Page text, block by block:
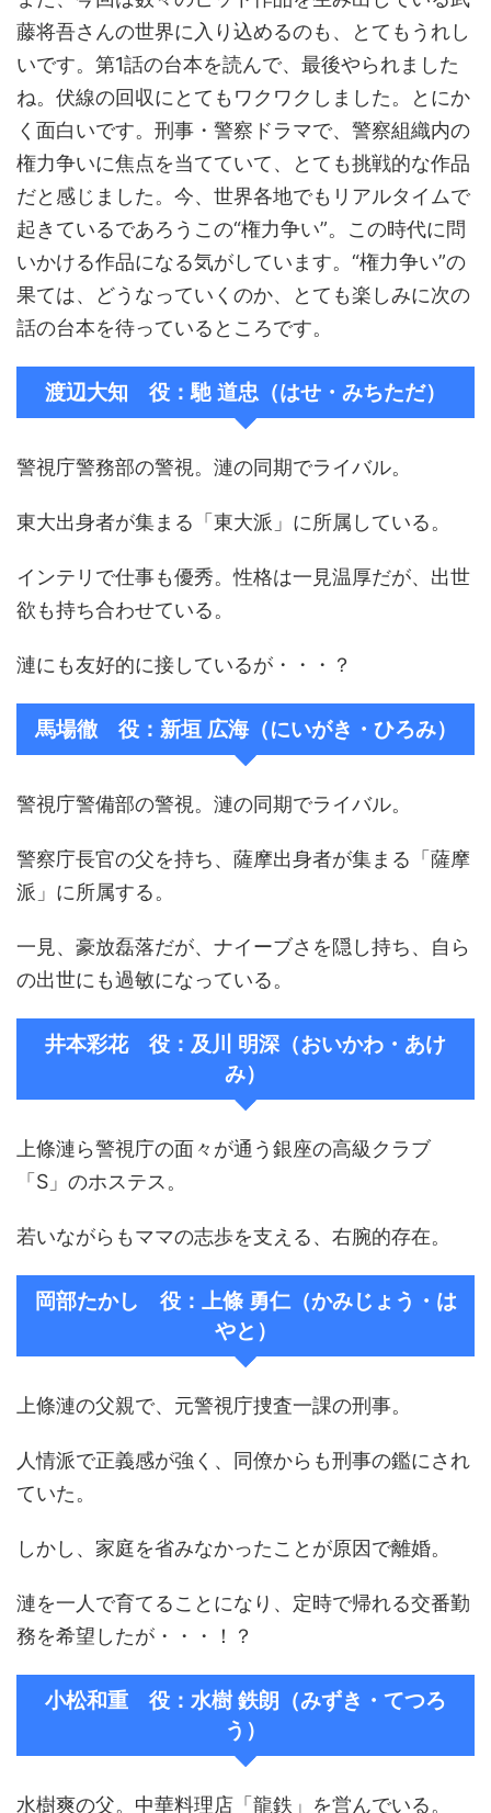
藤将吾さんの世界に入り込めるのも、とてもうれし
いです。第1話の台本を読んで、最後やられました
ね。伏線の回収にとてもワクワクしました。とにか
く面白いです。刑事・警察ドラマで、警察組織内の
権力争いに焦点を当てていて、とても挑戦的な作品
だと感じました。今、世界各地でもリアルタイムで
起きているであろうこの“権力争い”。この時代に問
いかける作品になる気がしています。“権力争い”の
果ては、どうなっていくのか、とても楽しみに次の
話の台本を待っているところです。
渡辺大知 役：馳 道忠（はせ・みちただ）
警視庁警務部の警視。漣の同期でライバル。
東大出身者が集まる「東大派」に所属している。
インテリで仕事も優秀。性格は一見温厚だが、出世
欲も持ち合わせている。
漣にも友好的に接しているが・・・？
馬場徹 役：新垣 広海（にいがき・ひろみ）
警視庁警備部の警視。漣の同期でライバル。
警察庁長官の父を持ち、薩摩出身者が集まる「薩摩
派」に所属する。
一見、豪放磊落だが、ナイーブさを隠し持ち、自ら
の出世にも過敏になっている。
井本彩花 役：及川 明深（おいかわ・あけ
み）
上條漣ら警視庁の面々が通う銀座の高級クラブ
「S」のホステス。
若いながらもママの志歩を支える、右腕的存在。
岡部たかし 役：上條 勇仁（かみじょう・は
やと）
上條漣の父親で、元警視庁捜査一課の刑事。
人情派で正義感が強く、同僚からも刑事の鑑にされ
ていた。
しかし、家庭を省みなかったことが原因で離婚。
漣を一人で育てることになり、定時で帰れる交番勤
務を希望したが・・・！？
小松和重 役：水樹 鉄朗（みずき・てつろ
う）
水樹爽の父。中華料理店「龍鉄」を営んでいる。